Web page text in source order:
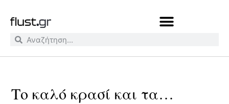
Το καλό κρασί και τα…